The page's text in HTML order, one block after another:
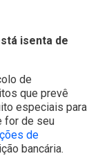
isenta de
de
que prevê
especiais para
for de seu
de
bancária.